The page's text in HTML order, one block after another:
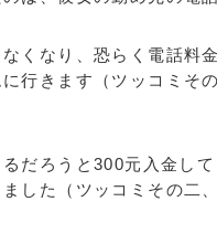
くなり、恐らく電話料
行きます（ツッコミそ
だろうと300元入金し
した（ツッコミその二